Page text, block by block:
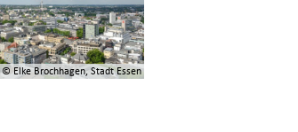
© Elke Brochhagen, Stadt Essen